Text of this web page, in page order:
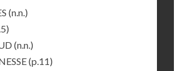
(n.n.)
(n.n.)
(p.11)